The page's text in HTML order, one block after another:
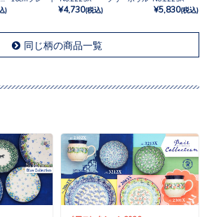
) ¥4,730(税込) ¥5,830(税込)
同じ柄の商品一覧